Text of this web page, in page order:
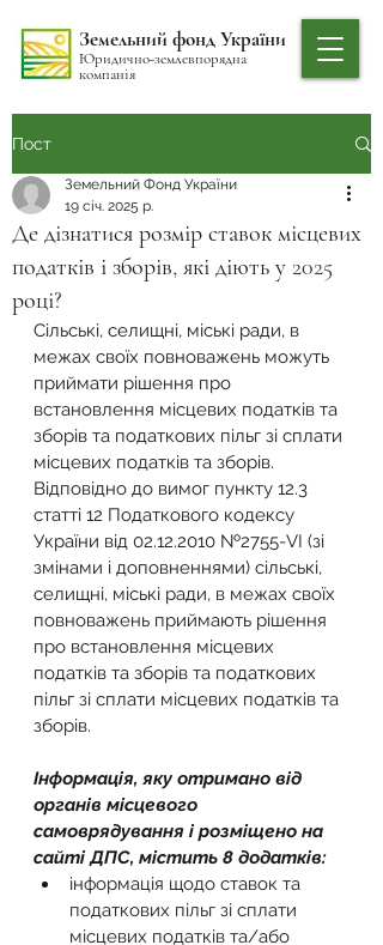
Земельний фонд України
Юридично-землевпорядна
компанія
Пост
Де дізнатися розмір ставок місцевих
податків і зборів, які діють у 2025
році?
Земельний Фонд України
19 січ. 2025 р.
Сільські, селищні, міські ради, в
межах своїх повноважень можуть
приймати рішення про
встановлення місцевих податків та
зборів та податкових пільг зі сплати
місцевих податків та зборів.
Відповідно до вимог пункту 12.3
статті 12 Податкового кодексу
України від 02.12.2010 №2755-VI (зі
змінами і доповненнями) сільські,
селищні, міські ради, в межах своїх
повноважень приймають рішення
про встановлення місцевих
податків та зборів та податкових
пільг зі сплати місцевих податків та
зборів.
Інформація, яку отримано від
органів місцевого
самоврядування і розміщено на
сайті ДПС, містить 8 додатків:
інформація щодо ставок та
податкових пільг зі сплати
місцевих податків та/або